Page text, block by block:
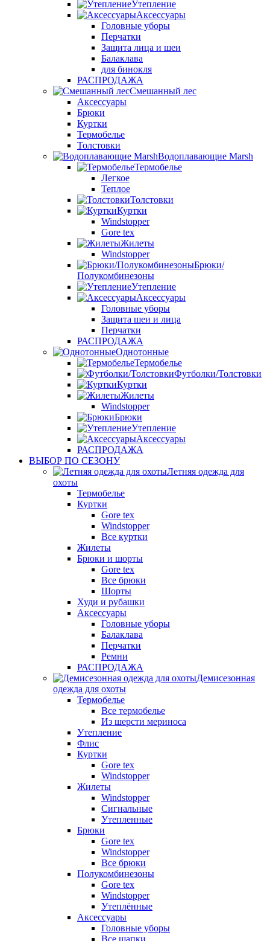
Утепление
Аксессуары
Головные уборы
Перчатки
Защита лица и шеи
Балаклава
для бинокля
РАСПРОДАЖА
Смешанный лес
Аксессуары
Брюки
Куртки
Термобелье
Толстовки
Водоплавающие Marsh
Термобелье
Легкое
Теплое
Толстовки
Куртки
Windstopper
Gore tex
Жилеты
Windstopper
Брюки/
Полукомбинезоны
Утепление
Аксессуары
Головные уборы
Защита шеи и лица
Перчатки
РАСПРОДАЖА
Однотонные
Термобелье
Футболки/Толстовки
Куртки
Жилеты
Windstopper
Брюки
Утепление
Аксессуары
РАСПРОДАЖА
ВЫБОР ПО СЕЗОНУ
Летняя одежда для
охоты
Термобелье
Куртки
Gore tex
Windstopper
Все куртки
Жилеты
Брюки и шорты
Gore tex
Все брюки
Шорты
Худи и рубашки
Аксессуары
Головные уборы
Балаклава
Перчатки
Ремни
РАСПРОДАЖА
Демисезонная
одежда для охоты
Термобелье
Все термобелье
Из шерсти мериноса
Утепление
Флис
Куртки
Gore tex
Windstopper
Жилеты
Windstopper
Сигнальные
Утепленные
Брюки
Gore tex
Windstopper
Все брюки
Полукомбинезоны
Gore tex
Windstopper
Утеплённые
Аксессуары
Головные уборы
Все шапки